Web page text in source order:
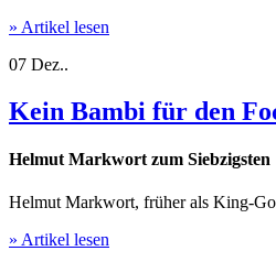
» Artikel lesen
07 Dez..
Kein Bambi für den
Helmut Markwort zum Siebzigsten
Helmut Markwort, früher als King-
» Artikel lesen